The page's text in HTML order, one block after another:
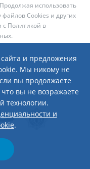
и предложения
Мы никому не
вы продолжаете
что вы не возражаете
технологии.
и
.
использовать
Cookies и других
с Политикой в
.